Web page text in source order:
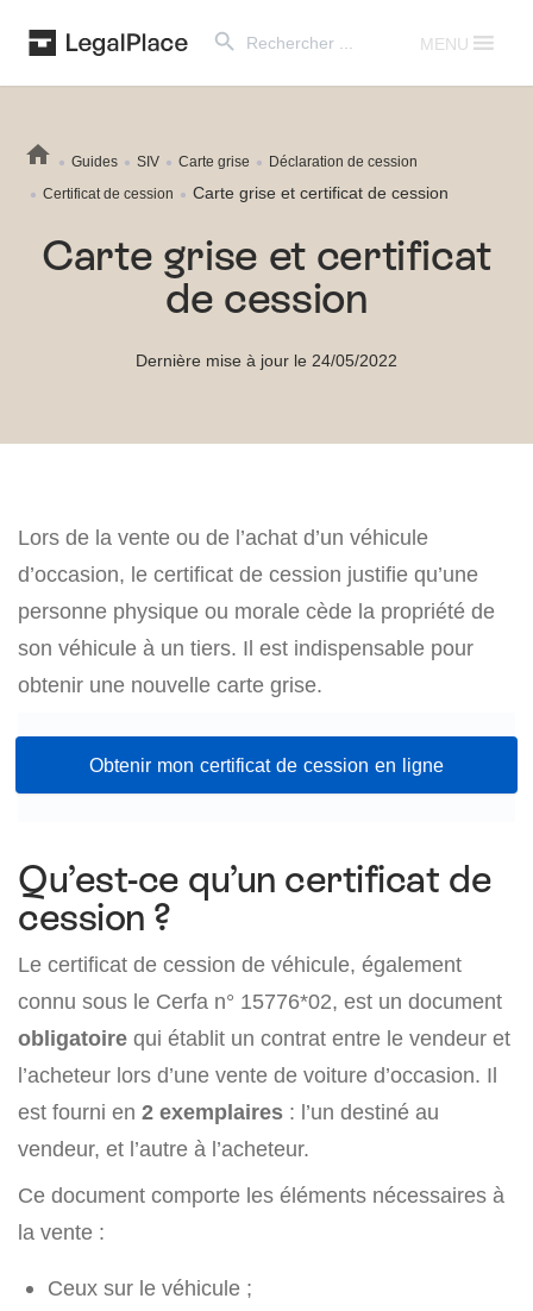
for:
MENU
Guides SIV Carte grise
Déclaration de cession
Certificat de cession
Carte grise et certificat de cession
Carte grise et certificat
de cession
Dernière mise à jour le 24/05/2022
Lors de la vente ou de l’achat d’un véhicule
d’occasion, le certificat de cession justifie qu’une
personne physique ou morale cède la propriété de
son véhicule à un tiers. Il est indispensable pour
obtenir une nouvelle carte grise.
Obtenir mon certificat de cession en ligne
Qu’est-ce qu’un certificat de
cession ?
Le certificat de cession de véhicule, également
connu sous le Cerfa n° 15776*02, est un document
obligatoire qui établit un contrat entre le vendeur et
l’acheteur lors d’une vente de voiture d’occasion. Il
est fourni en 2 exemplaires : l’un destiné au
vendeur, et l’autre à l’acheteur.
Ce document comporte les éléments nécessaires à
la vente :
Ceux sur le véhicule ;